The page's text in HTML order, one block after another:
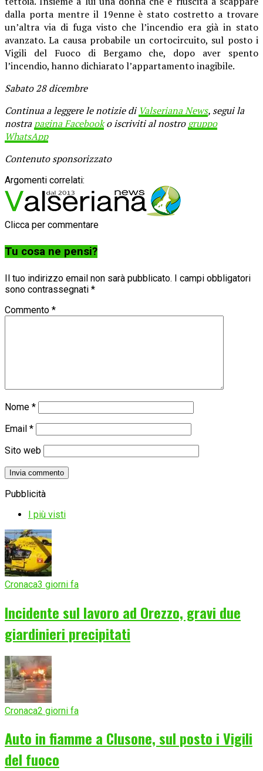
dalla porta mentre il 19enne è stato costretto a trovare
un’altra via di fuga visto che l’incendio era già in stato
avanzato. La causa probabile un cortocircuito, sul posto i
Vigili del Fuoco di Bergamo che, dopo aver spento
l’incendio, hanno dichiarato l’appartamento inagibile.
Sabato 28 dicembre
Continua a leggere le notizie di Valseriana News, segui la
nostrapagina Facebooko iscriviti al nostrogruppo
WhatsApp
Contenuto sponsorizzato
Argomenti correlati:
Clicca per commentare
Tu cosa ne pensi?
Il tuo indirizzo email non sarà pubblicato. I campi obbligatori
sono contrassegnati *
Commento *
Nome *
Email *
Sito web
Pubblicità
I più visti
Cronaca3 giorni fa
Incidente sul lavoro ad Orezzo, gravi due
giardinieri precipitati
Cronaca2 giorni fa
Auto in fiamme a Clusone, sul posto i Vigili
del fuoco